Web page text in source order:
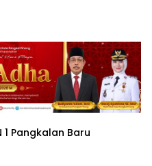
1 Pangkalan Baru